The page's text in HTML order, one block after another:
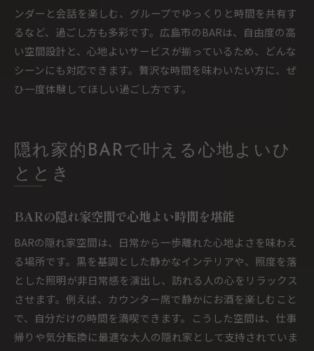
ンダーと会話を楽しむ、グループでゆっくりと時間を共有す
るなど、過ごし方も多彩です。広島市のBARは、自由度の高
い空間設計と、心地よいサービスが揃っているため、どんな
シーンにも対応できます。贅沢な時間を味わいたい方に、ぜ
ひ一度体験してほしい過ごし方です。
隠れ家的BARで叶える心地よいひ
ととき
BARの隠れ家空間で心地よい時間を堪能
BARの隠れ家空間は、日常から一歩離れた心地よさを味わえ
る場所です。黒を基調とした静かなインテリアや、照度を落
とした照明が非日常感を演出し、訪れる人の心をリラックス
させます。例えば、カウンター席で静かにお酒を楽しむこと
で、自分だけの時間を満喫できます。こうした空間は、仕事
帰りや気分転換に最適な大人の隠れ家として支持されていま